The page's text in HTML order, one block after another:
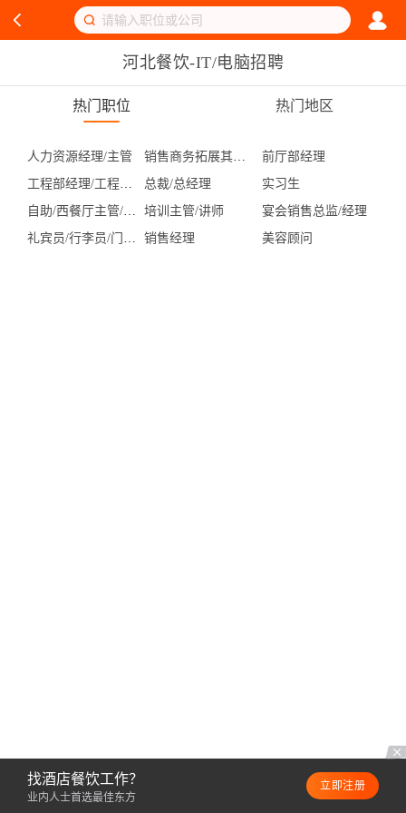
河北餐饮-IT/电脑招聘
热门职位 热门地区
人力资源经理/主管 销售商务拓展其他职位
前厅部经理
工程部经理/工程主管
总裁/总经理
实习生
自助/西餐厅主管/领班
培训主管/讲师
宴会销售总监/经理
礼宾员/行李员/门童/机场代表
销售经理 美容顾问
找酒店餐饮工作？
业内人士首选最佳东方
立即注册